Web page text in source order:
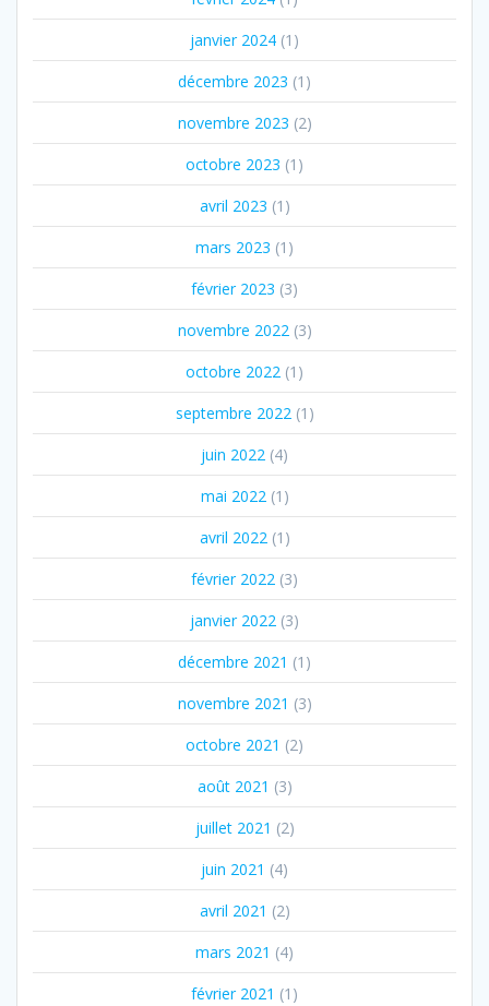
janvier 2024 (1)
décembre 2023 (1)
novembre 2023 (2)
octobre 2023 (1)
avril 2023 (1)
mars 2023 (1)
février 2023 (3)
novembre 2022(3)
octobre 2022 (1)
septembre 2022(1)
juin 2022 (4)
mai 2022(1)
avril 2022(1)
février 2022 (3)
janvier 2022 (3)
décembre 2021 (1)
novembre 2021 (3)
octobre 2021 (2)
août 2021 (3)
juillet 2021 (2)
juin 2021 (4)
avril 2021 (2)
mars 2021 (4)
février 2021 (1)